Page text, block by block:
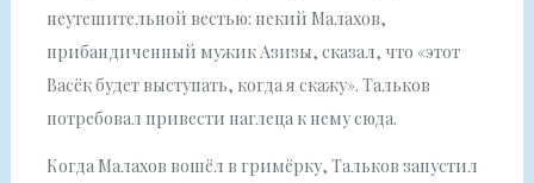
неутешительной вестью: некий Малахов,
прибандиченный мужик Азизы, сказал, что «этот
Васёк будет выступать, когда я скажу». Тальков
потребовал привести наглеца к нему сюда.
Когда Малахов вошёл в гримёрку, Тальков запустил